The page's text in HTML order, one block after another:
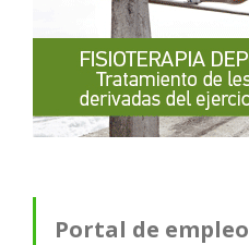
Portal de empleo